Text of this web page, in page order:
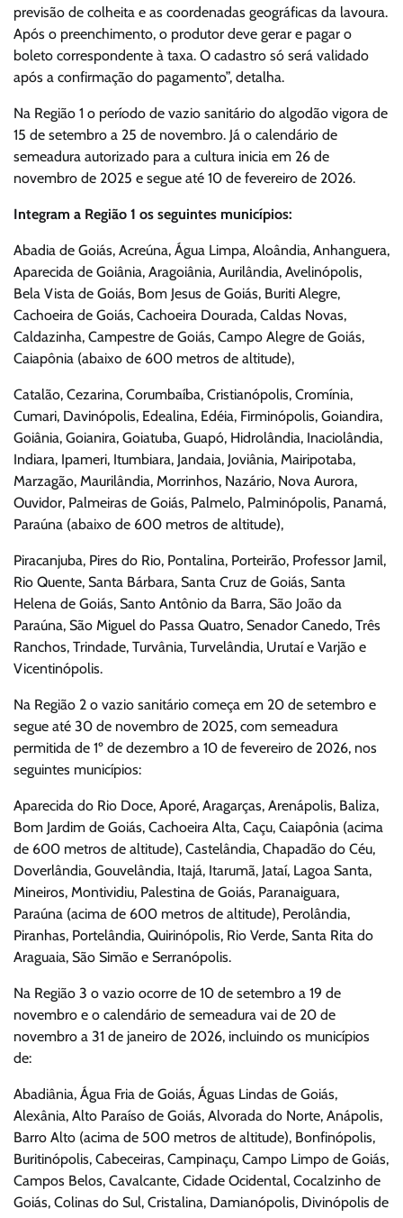
previsão de colheita e as coordenadas geográficas da lavoura.
Após o preenchimento, o produtor deve gerar e pagar o
boleto correspondente à taxa. O cadastro só será validado
após a confirmação do pagamento”, detalha.
Na Região 1 o período de vazio sanitário do algodão vigora de
15 de setembro a 25 de novembro. Já o calendário de
semeadura autorizado para a cultura inicia em 26 de
novembro de 2025 e segue até 10 de fevereiro de 2026.
Integram a Região 1 os seguintes municípios:
Abadia de Goiás, Acreúna, Água Limpa, Aloândia, Anhanguera,
Aparecida de Goiânia, Aragoiânia, Aurilândia, Avelinópolis,
Bela Vista de Goiás, Bom Jesus de Goiás, Buriti Alegre,
Cachoeira de Goiás, Cachoeira Dourada, Caldas Novas,
Caldazinha, Campestre de Goiás, Campo Alegre de Goiás,
Caiapônia (abaixo de 600 metros de altitude),
Catalão, Cezarina, Corumbaíba, Cristianópolis, Cromínia,
Cumari, Davinópolis, Edealina, Edéia, Firminópolis, Goiandira,
Goiânia, Goianira, Goiatuba, Guapó, Hidrolândia, Inaciolândia,
Indiara, Ipameri, Itumbiara, Jandaia, Joviânia, Mairipotaba,
Marzagão, Maurilândia, Morrinhos, Nazário, Nova Aurora,
Ouvidor, Palmeiras de Goiás, Palmelo, Palminópolis, Panamá,
Paraúna (abaixo de 600 metros de altitude),
Piracanjuba, Pires do Rio, Pontalina, Porteirão, Professor Jamil,
Rio Quente, Santa Bárbara, Santa Cruz de Goiás, Santa
Helena de Goiás, Santo Antônio da Barra, São João da
Paraúna, São Miguel do Passa Quatro, Senador Canedo, Três
Ranchos, Trindade, Turvânia, Turvelândia, Urutaí e Varjão e
Vicentinópolis.
Na Região 2 o vazio sanitário começa em 20 de setembro e
segue até 30 de novembro de 2025, com semeadura
permitida de 1º de dezembro a 10 de fevereiro de 2026, nos
seguintes municípios:
Aparecida do Rio Doce, Aporé, Aragarças, Arenápolis, Baliza,
Bom Jardim de Goiás, Cachoeira Alta, Caçu, Caiapônia (acima
de 600 metros de altitude), Castelândia, Chapadão do Céu,
Doverlândia, Gouvelândia, Itajá, Itarumã, Jataí, Lagoa Santa,
Mineiros, Montividiu, Palestina de Goiás, Paranaiguara,
Paraúna (acima de 600 metros de altitude), Perolândia,
Piranhas, Portelândia, Quirinópolis, Rio Verde, Santa Rita do
Araguaia, São Simão e Serranópolis.
Na Região 3 o vazio ocorre de 10 de setembro a 19 de
novembro e o calendário de semeadura vai de 20 de
novembro a 31 de janeiro de 2026, incluindo os municípios
de:
Abadiânia, Água Fria de Goiás, Águas Lindas de Goiás,
Alexânia, Alto Paraíso de Goiás, Alvorada do Norte, Anápolis,
Barro Alto (acima de 500 metros de altitude), Bonfinópolis,
Buritinópolis, Cabeceiras, Campinaçu, Campo Limpo de Goiás,
Campos Belos, Cavalcante, Cidade Ocidental, Cocalzinho de
Goiás, Colinas do Sul, Cristalina, Damianópolis, Divinópolis de